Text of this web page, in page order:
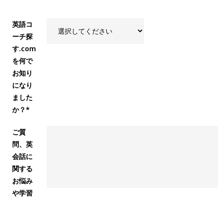
英語コ
ーチ探
す.com
を何で
お知り
になり
ました
か？*
ご質
問、英
会話に
関する
お悩み
や学習